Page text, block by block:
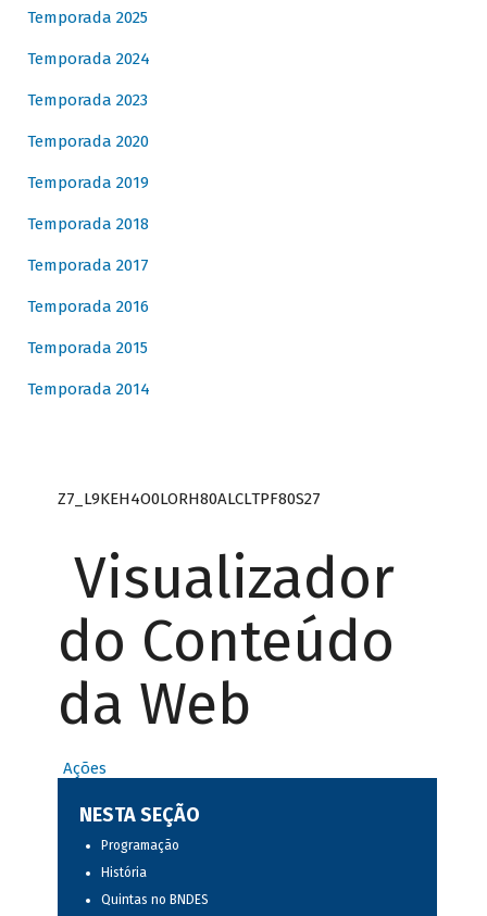
Temporada 2025
Temporada 2024
Temporada 2023
Temporada 2020
Temporada 2019
Temporada 2018
Temporada 2017
Temporada 2016
Temporada 2015
Temporada 2014
Z7_L9KEH4O0LORH80ALCLTPF80S27
Visualizador
do Conteúdo
da Web
Ações
NESTA SEÇÃO
Programação
História
Quintas no BNDES